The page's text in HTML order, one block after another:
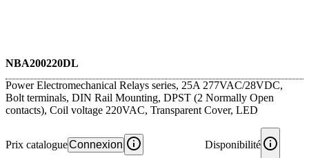
NBA200220DL
Power Electromechanical Relays series, 25A 277VAC/28VDC,
Bolt terminals, DIN Rail Mounting, DPST (2 Normally Open
contacts), Coil voltage 220VAC, Transparent Cover, LED
Prix catalogueConnexion Disponibilité